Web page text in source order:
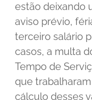
estão deixando
aviso prévio,
terceiro salário
casos, a multa
Tempo de
que
cálculo desses